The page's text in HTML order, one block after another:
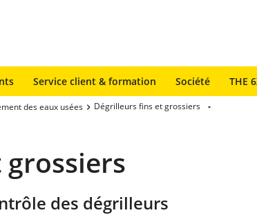
Service client & formation Société THE
des eaux usées Dégrilleurs fins et grossiers
des dégrilleurs